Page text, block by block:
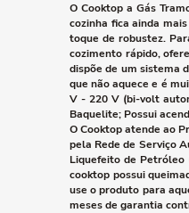
O Cooktop a Gás
cozinha fica ainda
toque de robustez.
cozimento rápido,
dispõe de um sistema
que não aquece e é
V - 220 V (bi-volt
Baquelite; Possui
O Cooktop atende ao
pela Rede de Serviço
Liquefeito de Petróleo
cooktop possui
use o produto para
meses de garantia